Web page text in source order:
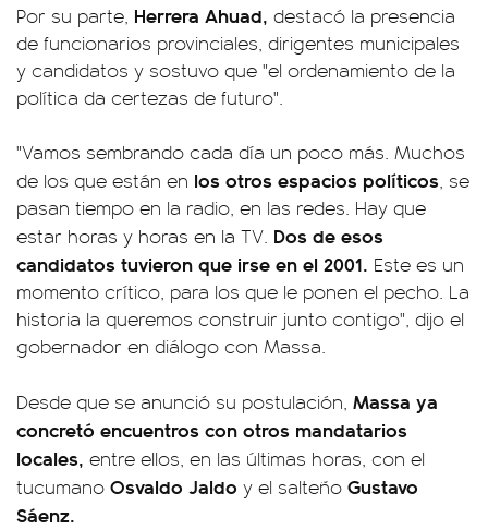
Por su parte, Herrera Ahuad, destacó la presencia
de funcionarios provinciales, dirigentes municipales
y candidatos y sostuvo que "el ordenamiento de la
política da certezas de futuro".
"Vamos sembrando cada día un poco más. Muchos
de los que están en los otros espacios políticos, se
pasan tiempo en la radio, en las redes. Hay que
estar horas y horas en la TV. Dos de esos
candidatos tuvieron que irse en el 2001. Este es un
momento crítico, para los que le ponen el pecho. La
historia la queremos construir junto contigo", dijo el
gobernador en diálogo con Massa.
Desde que se anunció su postulación, Massa ya
concretó encuentros con otros mandatarios
locales, entre ellos, en las últimas horas, con el
tucumano Osvaldo Jaldo y el salteño Gustavo
Sáenz.